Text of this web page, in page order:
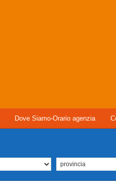
Dove Siamo-Orario agenzia